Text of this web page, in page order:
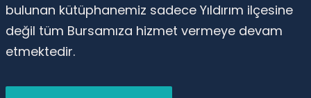
bulunan kütüphanemiz sadece Yıldırım ilçesine
değil tüm Bursamıza hizmet vermeye devam
etmektedir.